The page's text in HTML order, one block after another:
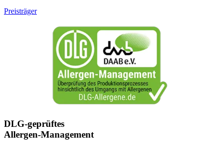
Preisträger
DLG-geprüftes
Allergen-Management